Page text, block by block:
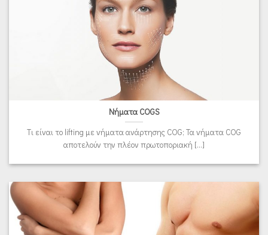
Νήματα COGS
Tι είναι το lifting με νήματα ανάρτησης COG; Τα νήματα COG
αποτελούν την πλέον πρωτοποριακή [...]